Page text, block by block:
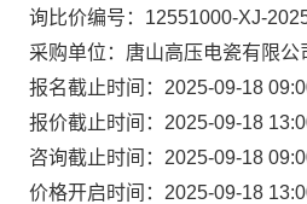
询比价编号： 12551000-XJ-
采购单位： 唐山高压电瓷有限公
报名截止时间： 2025-09-18
报价截止时间： 2025-09-18
咨询截止时间： 2025-09-18
价格开启时间： 2025-09-18